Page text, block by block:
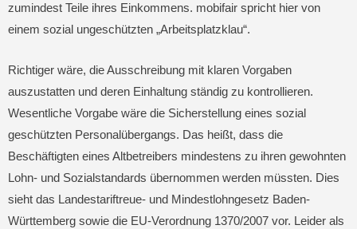
zumindest Teile ihres Einkommens. mobifair spricht hier von
einem sozial ungeschützten „Arbeitsplatzklau“.
Richtiger wäre, die Ausschreibung mit klaren Vorgaben
auszustatten und deren Einhaltung ständig zu kontrollieren.
Wesentliche Vorgabe wäre die Sicherstellung eines sozial
geschützten Personalübergangs. Das heißt, dass die
Beschäftigten eines Altbetreibers mindestens zu ihren gewohnten
Lohn- und Sozialstandards übernommen werden müssten. Dies
sieht das Landestariftreue- und Mindestlohngesetz Baden-
Württemberg sowie die EU-Verordnung 1370/2007 vor. Leider als